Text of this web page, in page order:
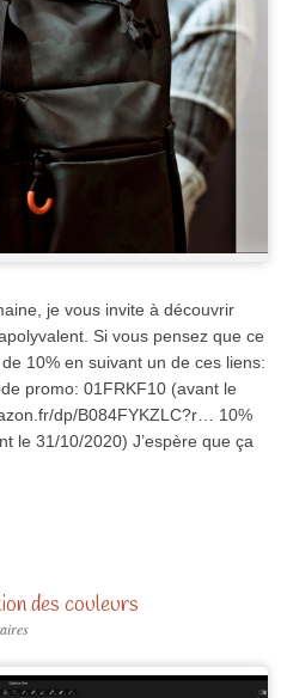
je vous invite à découvrir
Si vous pensez que ce
10% en suivant un de ces liens:
promo: 01FRKF10 (avant le
dp/B084FYKZLC?r… 10%
le 31/10/2020) J’espère que ça
des couleurs